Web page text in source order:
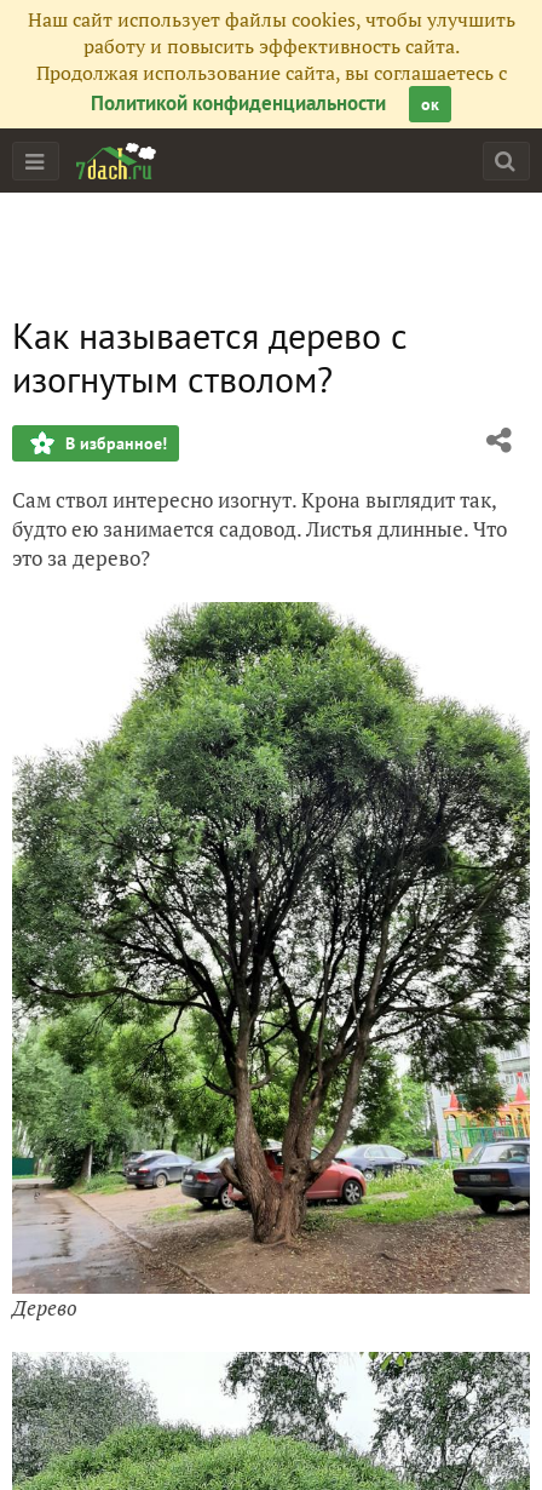
Наш сайт использует файлы cookies, чтобы улучшить
работу и повысить эффективность сайта.
Продолжая использование сайта, вы соглашаетесь с
Политикой конфиденциальности
ок
Как называется дерево с
изогнутым стволом?
В избранное!
Сам ствол интересно изогнут. Крона выглядит так,
будто ею занимается садовод. Листья длинные. Что
это за дерево?
Дерево